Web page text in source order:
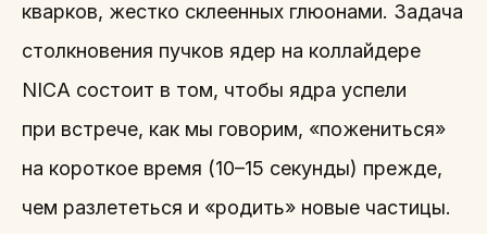
кварков, жестко склеенных глюонами. Задача
столкновения пучков ядер на коллайдере
NICA состоит в том, чтобы ядра успели
при встрече, как мы говорим, «пожениться»
на короткое время (10–15 секунды) прежде,
чем разлететься и «родить» новые частицы.